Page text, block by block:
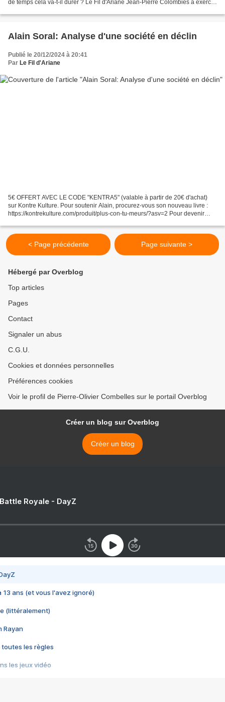
de temps cela va-t-il durer ? Le Fil d'Ariane Jean-Pierre Colombies a exercé
Alain Soral: Analyse d'une société en déclin
Publié le 20/12/2024 à 20:41
Par Le Fil d'Ariane
5€ OFFERT AVEC LE CODE "KENTRA5" (valable à partir de 20€ d'achat)
sur Kontre Kulture. Pour soutenir Alain, procurez-vous son nouveau livre :
https://kontrekulture.com/produit/plus-con-tu-meurs/?asv=2 Pour devenir
< Page précédente Page suivante >
Hébergé par Overblog
Top articles
Pages
Contact
Signaler un abus
C.G.U.
Cookies et données personnelles
Préférences cookies
Voir le profil de Pierre-Olivier Combelles sur le portail Overblog
Créer un blog sur Overblog
Créer un blog
Royale - DayZ
13 ans (et vous l'avez ignoré)
(littéralement)
Rayan
toutes les règles
les jeux vidéo